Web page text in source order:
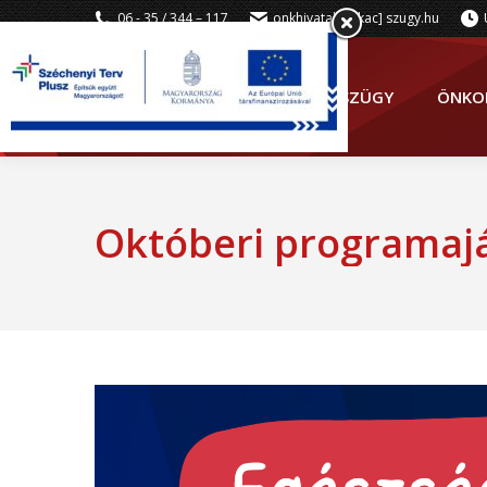
06 - 35 / 344 – 117 onkhivatal [kukac] szugy.hu
SZÜGY
Októberi